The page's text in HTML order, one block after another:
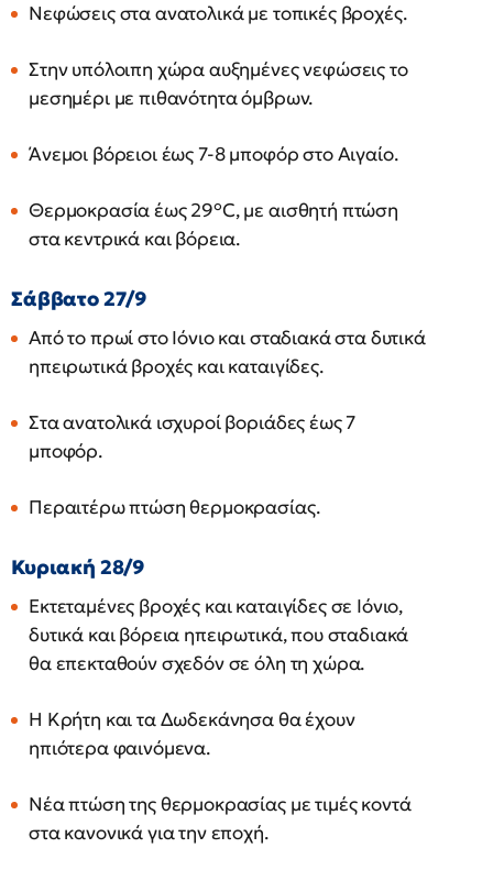
Νεφώσεις στα ανατολικά με τοπικές βροχές.
Στην υπόλοιπη χώρα αυξημένες νεφώσεις το
μεσημέρι με πιθανότητα όμβρων.
Άνεμοι βόρειοι έως 7-8 μποφόρ στο Αιγαίο.
Θερμοκρασία έως 29°C, με αισθητή πτώση
στα κεντρικά και βόρεια.
Σάββατο 27/9
Από το πρωί στο Ιόνιο και σταδιακά στα δυτικά
ηπειρωτικά βροχές και καταιγίδες.
Στα ανατολικά ισχυροί βοριάδες έως 7
μποφόρ.
Περαιτέρω πτώση θερμοκρασίας.
Κυριακή 28/9
Εκτεταμένες βροχές και καταιγίδες σε Ιόνιο,
δυτικά και βόρεια ηπειρωτικά, που σταδιακά
θα επεκταθούν σχεδόν σε όλη τη χώρα.
Η Κρήτη και τα Δωδεκάνησα θα έχουν
ηπιότερα φαινόμενα.
Νέα πτώση της θερμοκρασίας με τιμές κοντά
στα κανονικά για την εποχή.